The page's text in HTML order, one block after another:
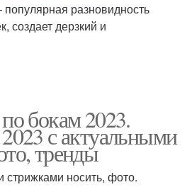
разновидность
создает дерзкий и
бокам 2023.
с актуальными
тренды
стрижками носить, фото.